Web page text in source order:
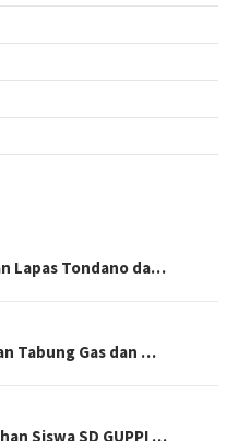
Lapas Tondano da…
Tabung Gas dan …
Siswa SD GUPPI …